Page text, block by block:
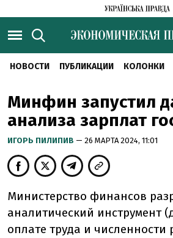
НОВОСТИ ПУБЛИКАЦИИ КОЛОНКИ
Минфин запустил
анализа зарплат
ИГОРЬ ПИЛИПИВ — 26 МАРТА 2024, 11:01
Министерство финансов
аналитический инструмент
оплате труда и численности